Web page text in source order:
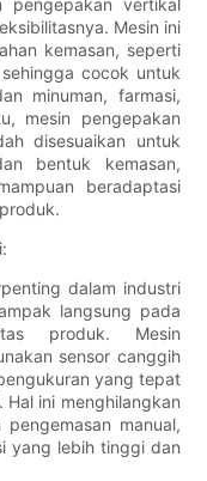
pengepakan vertikal
Mesin ini
kemasan, seperti
cocok untuk
minuman, farmasi,
mesin pengepakan
disesuaikan untuk
bentuk kemasan,
beradaptasi
dalam industri
langsung pada
produk. Mesin
sensor canggih
yang tepat
ini menghilangkan
manual,
yang lebih tinggi dan